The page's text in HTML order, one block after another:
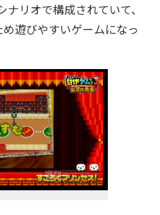
リオで構成されていて、
遊びやすいゲームになっ